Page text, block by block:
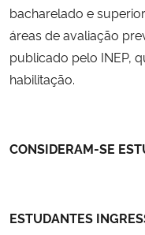
Banco Central do Brasil
Planalto
bacharelado e
áreas de avaliação
publicado pelo INEP,
habilitação.
CONSIDERAM-SE
ESTUDANTES